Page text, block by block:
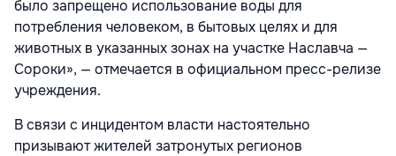
было запрещено использование воды для
потребления человеком, в бытовых целях и для
животных в указанных зонах на участке Наславча —
Сороки», — отмечается в официальном пресс-релизе
учреждения.
В связи с инцидентом власти настоятельно
призывают жителей затронутых регионов